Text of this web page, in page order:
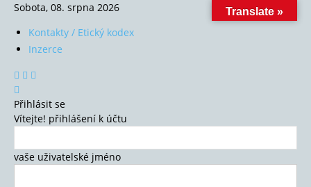
Sobota, 08. srpna 2026
Kontakty / Etický kodex
Inzerce
Přihlásit se
Vítejte! přihlášení k účtu
vaše uživatelské jméno
Translate »